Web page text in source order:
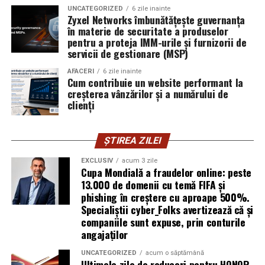
exploatează doar serverele, ci mai ales oamenii. Niciun
furnizor de hosting nu poate opri un utilizator să își
introducă parola pe o pagină clonată. În acel moment,
vigilența utilizatorului rămâne prima linie de apărare”,
explică Horațiu Șimon, Chief Technology Officer
cyber_Folks România.
Subiectul a fost semnalat și de FBI, care a inclus în
informările din ultima lună amenințările asociate
operațiuni de dezinformare.
Avertismentele publice s-au concentrat în principal
asupra fanilor și infrastructurii orașelor gazdă, însă
specialiștii atrag atenția că firmele pot fi afectate
inclusiv atunci când nu au nicio legătură directă cu
industria sportului, turismului sau vânzarea de bilete.
Atacurile sunt mai eficiente în contextul
UNCATEGORIZED 6 zile inainte
Zyxel Networks îmbunătățește guvernanța
în materie de securitate a produselor
pentru a proteja IMM-urile și furnizorii de
servicii de gestionare (MSP)
AFACERI 6 zile inainte
Cum contribuie un website performant la
creșterea vânzărilor și a numărului de
clienți
ȘTIREA ZILEI
EXCLUSIV acum 3 zile
Cupa Mondială a fraudelor online: peste
13.000 de domenii cu temă FIFA și
phishing în creștere cu aproape 500%.
Specialiștii cyber_Folks avertizează că și
companiile sunt expuse, prin conturile
angajaților
UNCATEGORIZED acum o săptămână